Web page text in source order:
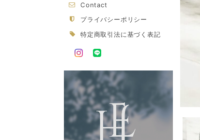
Contact
プライバシーポリシー
特定商取引法に基づく表記